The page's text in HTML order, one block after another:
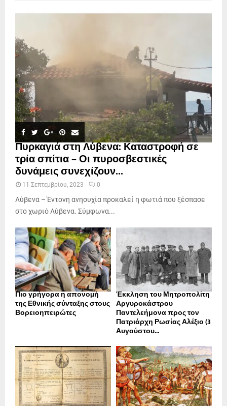
Πυρκαγιά στη Λύβενα: Καταστροφή σε
τρία σπίτια – Οι πυροσβεστικές
δυνάμεις συνεχίζουν...
11 Σεπτεμβρίου, 2023 0
Λύβενα – Έντονη ανησυχία προκαλεί η φωτιά που ξέσπασε
στο χωριό Λύβενα. Σύμφωνα...
Πιο γρήγορα η απονοµή
της Εθνικής σύνταξης στους
Βορειοηπειρώτες
Έκκληση του Μητροπολίτη
Αργυροκάστρου
Παντελεήμονα προς τον
Πατριάρχη Ρωσίας Αλέξιο (3
Αυγούστου...